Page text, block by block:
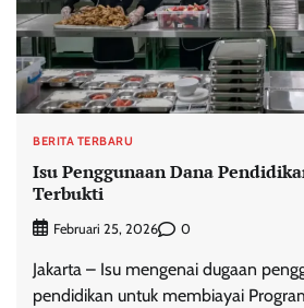
BERITA TERBARU
Isu Penggunaan Dana
Terbukti
Februari 25, 2026 0
Jakarta – Isu mengenai dugaan
pendidikan untuk membiayai